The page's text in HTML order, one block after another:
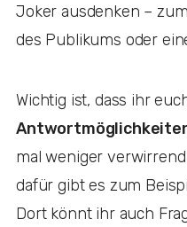
Joker ausdenken –
des Publikums oder
Wichtig ist, dass ihr
mal weniger
dafür gibt es zum
Dort könnt ihr auch